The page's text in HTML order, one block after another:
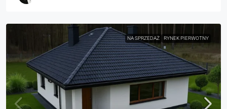
NA SPRZEDAŻ RYNEK PIERWOTNY